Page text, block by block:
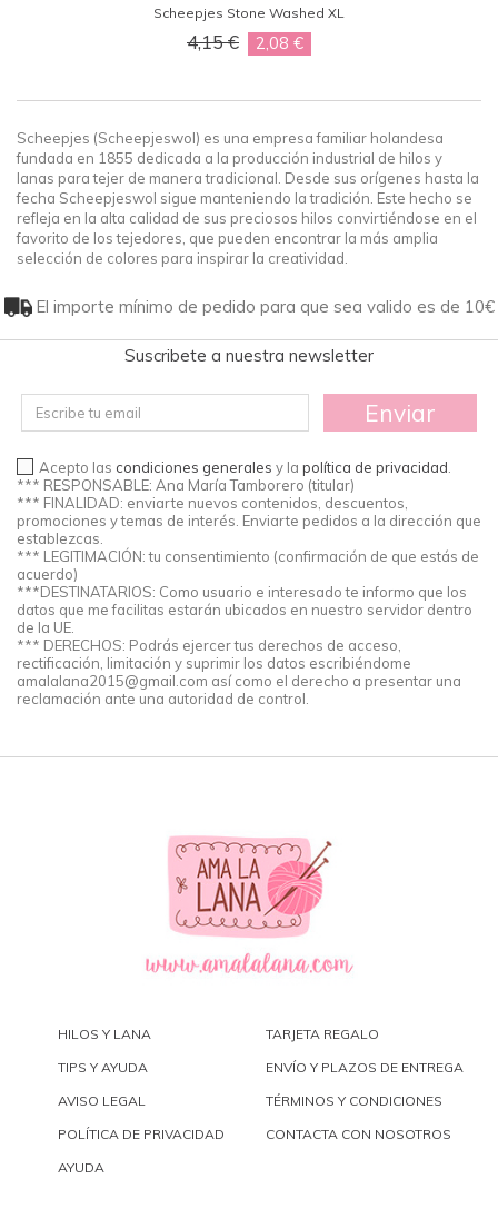
Scheepjes Stone Washed XL
4,15 € 2,08 €
Scheepjes (Scheepjeswol) es una empresa familiar holandesa
fundada en 1855 dedicada a la producción industrial de hilos y
lanas para tejer de manera tradicional. Desde sus orígenes hasta la
fecha Scheepjeswol sigue manteniendo la tradición. Este hecho se
refleja en la alta calidad de sus preciosos hilos convirtiéndose en el
favorito de los tejedores, que pueden encontrar la más amplia
selección de colores para inspirar la creatividad.
El importe mínimo de pedido para que sea valido es de 10€
Suscribete a nuestra newsletter
Enviar
Acepto las condiciones generales y la política de privacidad
*** RESPONSABLE: Ana María Tamborero (titular)
*** FINALIDAD: enviarte nuevos contenidos, descuentos,
promociones y temas de interés. Enviarte pedidos a la dirección que
establezcas.
*** LEGITIMACIÓN: tu consentimiento (confirmación de que estás de
acuerdo)
***DESTINATARIOS: Como usuario e interesado te informo que los
datos que me facilitas estarán ubicados en nuestro servidor dentro
de la UE.
*** DERECHOS: Podrás ejercer tus derechos de acceso,
rectificación, limitación y suprimir los datos escribiéndome
amalalana2015@gmail.com así como el derecho a presentar una
reclamación ante una autoridad de control.
HILOS Y LANA
TARJETA REGALO
TIPS Y AYUDA
ENVÍO Y PLAZOS DE ENTREGA
AVISO LEGAL
TÉRMINOS Y CONDICIONES
POLÍTICA DE PRIVACIDAD
CONTACTA CON NOSOTROS
AYUDA